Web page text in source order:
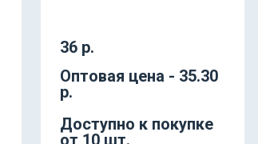
36 р.
Оптовая цена - 35.30
р.
Доступно к покупке
от 10 шт.